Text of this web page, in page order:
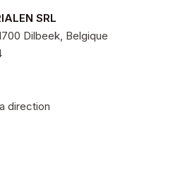
SRL
Dilbeek, Belgique
direction